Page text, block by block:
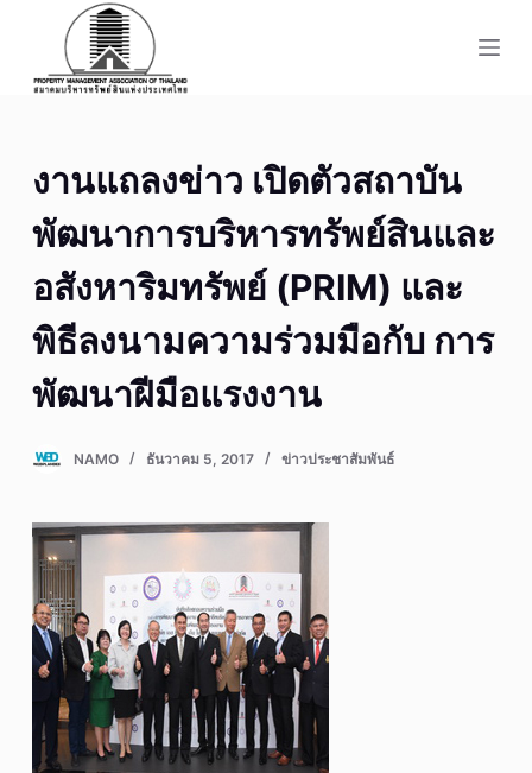
o
e
งานแถลงข่าว เปิดตัวสถาบัน
พัฒนาการบริหารทรัพย์สินและ
อสังหาริมทรัพย์ (PRIM) และ
พิธีลงนามความร่วมมือกับ การ
พัฒนาฝีมือแรงงาน
NAMO ธันวาคม 5, 2017 ข่าวประชาสัมพันธ์